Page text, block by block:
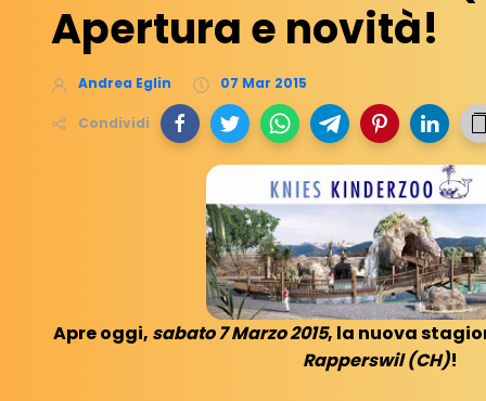
Apertura e novità!
Andrea Eglin 07 Mar 2015
Condividi
Apre oggi, sabato 7 Marzo 2015, la nuova
Rapperswil (CH)!